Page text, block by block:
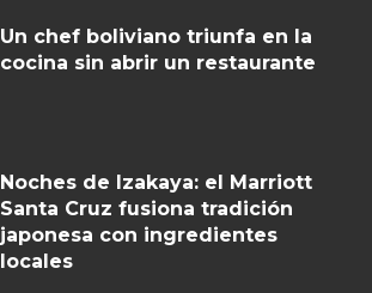
Un chef boliviano triunfa en la
cocina sin abrir un restaurante
Noches de Izakaya: el Marriott
Santa Cruz fusiona tradición
japonesa con ingredientes
locales